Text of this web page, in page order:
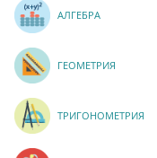
АЛГЕБРА
ГЕОМЕТРИЯ
ТРИГОНОМЕТРИЯ